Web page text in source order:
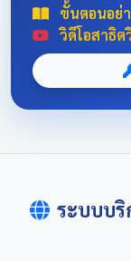
แข่งขันและดูรายละเอียดเพิ่มเติ
นักเรียนครั้งที่
ขั้นตอนอย่
วิดีโอสาธิต
ระบบบริ